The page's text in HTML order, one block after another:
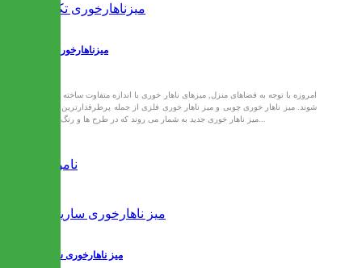
میزناهارخوری تکتا
شوند. میز ناهار خوری چوبی و میز ناهار خوری فلزی از جمله پرطرفدارترین مدل
میز ناهار خوری جدید به شمار می روند که در طرح ها و رنگ های...
ناموجود
میز ناهارخوری سارینه